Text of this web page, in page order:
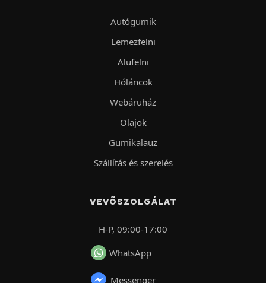
Autógumik
Lemezfelni
Alufelni
Hóláncok
Webáruház
Olajok
Gumikalauz
Szállítás és szerelés
VEVŐSZOLGÁLAT
H-P, 09:00-17:00
WhatsApp
Messenger